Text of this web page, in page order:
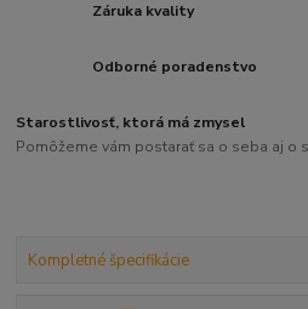
Záruka kvality
Odborné poradenstvo
Starostlivosť, ktorá má zmysel
Pomôžeme vám postarať sa o seba aj o
Kompletné špecifikácie